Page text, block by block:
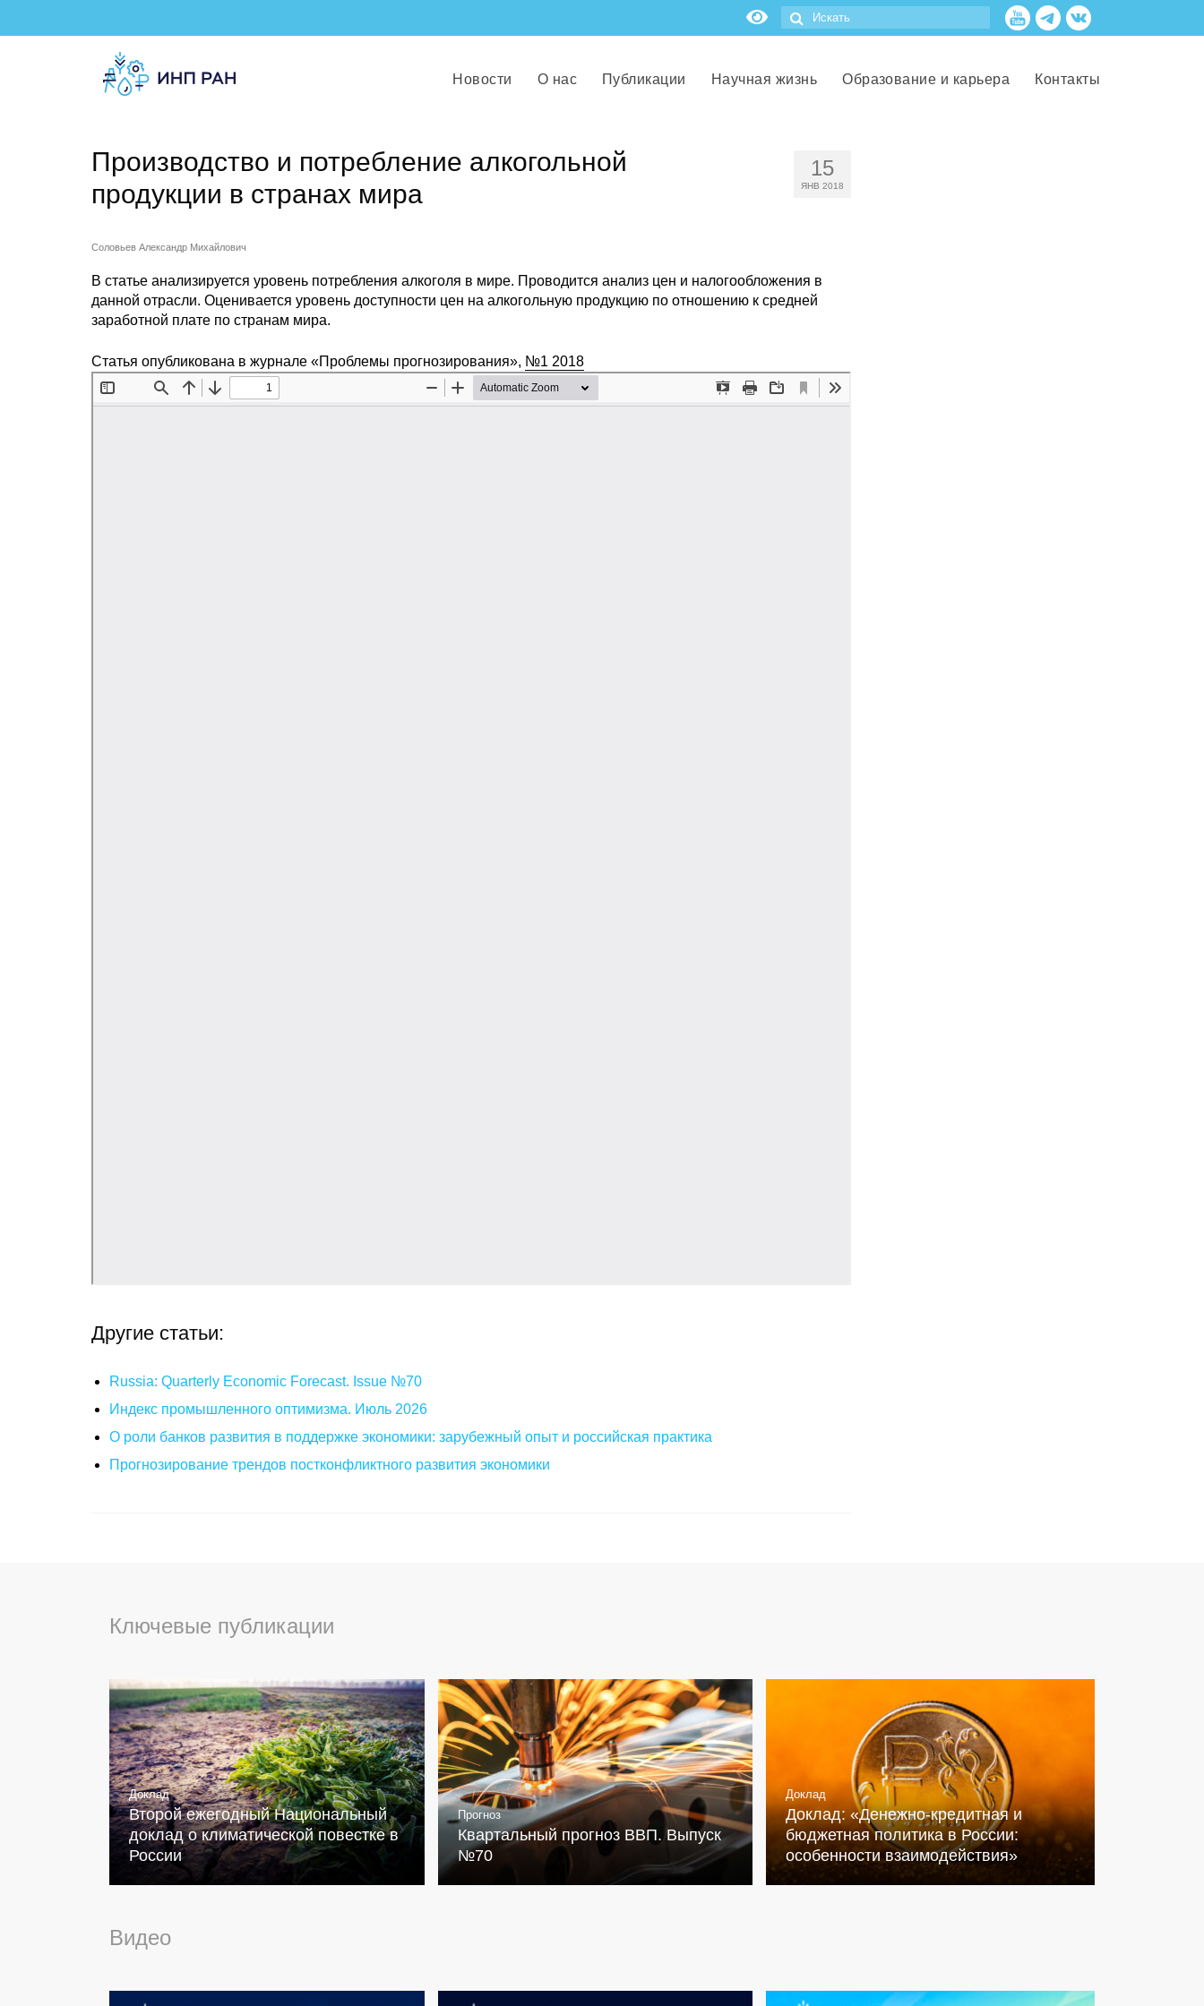
Новости О нас Публикации Научная жизнь Образование и карьера Контакты
15
ЯНВ 2018
Производство и потребление алкогольной
продукции в странах мира
Соловьев Александр Михайлович
В статье анализируется уровень потребления алкоголя в мире. Проводится анализ цен и налогообложения в
данной отрасли. Оценивается уровень доступности цен на алкогольную продукцию по отношению к средней
заработной плате по странам мира.
Статья опубликована в журнале «Проблемы прогнозирования», №1 2018
Другие статьи:
Russia: Quarterly Economic Forecast. Issue №70
Индекс промышленного оптимизма. Июль 2026
О роли банков развития в поддержке экономики: зарубежный опыт и российская практика
Прогнозирование трендов постконфликтного развития экономики
Ключевые публикации
Доклад
Второй ежегодный Национальный
доклад о климатической повестке в
России
Прогноз
Квартальный прогноз ВВП. Выпуск
№70
Доклад
Доклад: «Денежно-кредитная и
бюджетная политика в России:
особенности взаимодействия»
Видео